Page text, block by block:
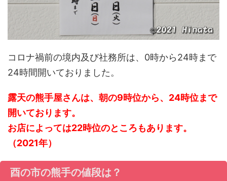
コロナ禍前の境内及び社務所は、0時から24時まで
24時間開いておりました。
露天の熊手屋さんは、朝の9時位から、24時位まで
開いております。
お店によっては22時位のところもあります。
（2021年）
酉の市の熊手の値段は？